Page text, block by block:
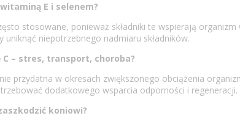
E i selenem?
stosowane, ponieważ składniki te wspierają
uniknąć niepotrzebnego nadmiaru składników.
– stres, transport, choroba?
przydatna w okresach zwiększonego obciążenia
dodatkowego wsparcia odporności i regeneracji.
koniowi?